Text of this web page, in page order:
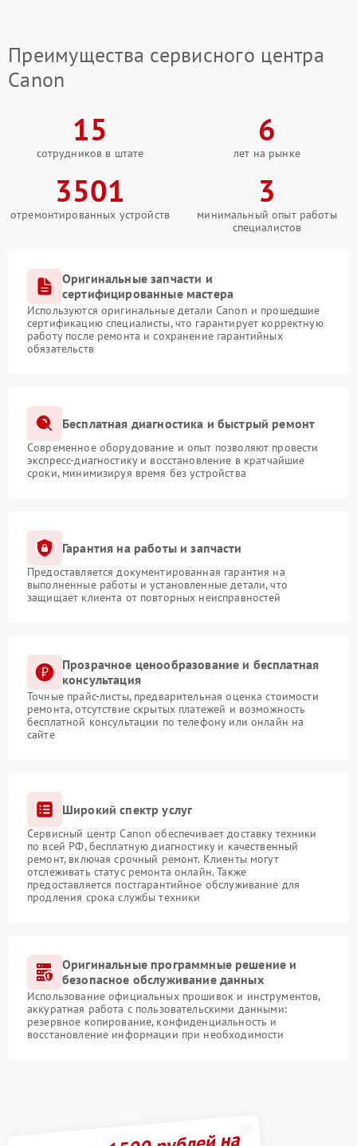
Преимущества сервисного центра
Canon
15
сотрудников в штате
6
лет на рынке
3501
отремонтированных устройств
3
минимальный опыт работы
специалистов
Оригинальные запчасти и
сертифицированные мастера
Используются оригинальные детали Canon и прошедшие
сертификацию специалисты, что гарантирует корректную
работу после ремонта и сохранение гарантийных
обязательств
Бесплатная диагностика и быстрый ремонт
Современное оборудование и опыт позволяют провести
экспресс-диагностику и восстановление в кратчайшие
сроки, минимизируя время без устройства
Гарантия на работы и запчасти
Предоставляется документированная гарантия на
выполненные работы и установленные детали, что
защищает клиента от повторных неисправностей
Прозрачное ценообразование и бесплатная
консультация
Точные прайс-листы, предварительная оценка стоимости
ремонта, отсутствие скрытых платежей и возможность
бесплатной консультации по телефону или онлайн на
сайте
Широкий спектр услуг
Сервисный центр Canon обеспечивает доставку техники
по всей РФ, бесплатную диагностику и качественный
ремонт, включая срочный ремонт. Клиенты могут
отслеживать статус ремонта онлайн. Также
предоставляется постгарантийное обслуживание для
продления срока службы техники
Оригинальные программные решение и
безопасное обслуживание данных
Использование официальных прошивок и инструментов,
аккуратная работа с пользовательскими данными:
резервное копирование, конфиденциальность и
восстановление информации при необходимости